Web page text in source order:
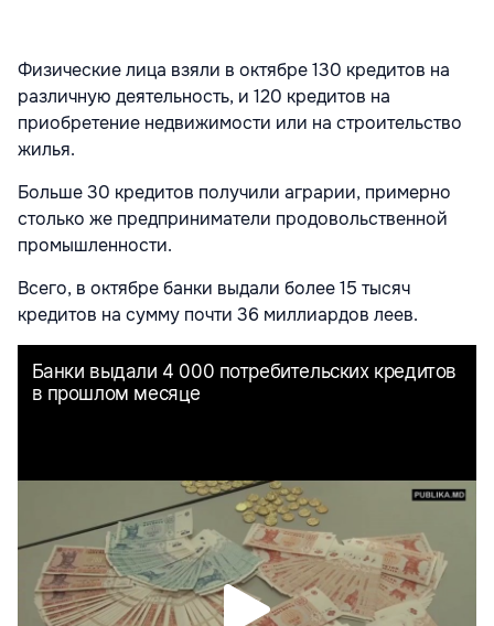
Физические лица взяли в октябре 130 кредитов на
различную деятельность, и 120 кредитов на
приобретение недвижимости или на строительство
жилья.
Больше 30 кредитов получили аграрии, примерно
столько же предприниматели продовольственной
промышленности.
Всего, в октябре банки выдали более 15 тысяч
кредитов на сумму почти 36 миллиардов леев.